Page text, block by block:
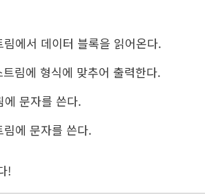
림에서 데이터 블록을 읽어온다.
트림에 형식에 맞추어 출력한다.
에 문자를 쓴다.
림에 문자를 쓴다.
!